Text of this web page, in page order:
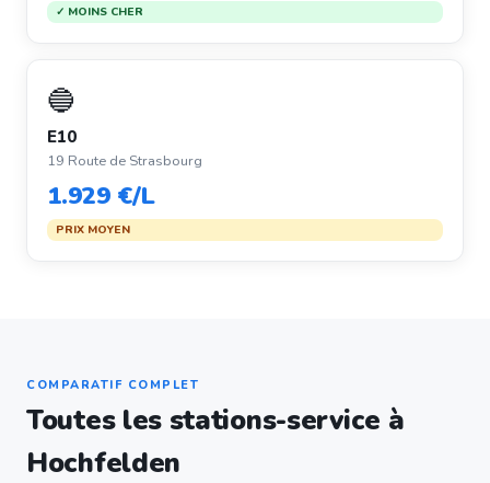
✓ MOINS CHER
🔵
E10
19 Route de Strasbourg
1.929 €/L
PRIX MOYEN
COMPARATIF COMPLET
Toutes les stations-service à
Hochfelden